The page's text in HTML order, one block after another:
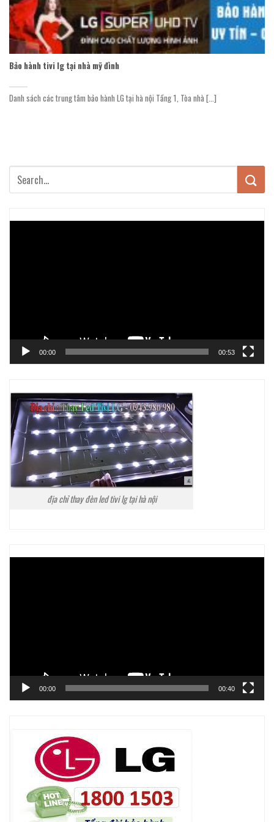
Bảo hành tivi lg tại nhà mỹ đình
Danh sách các trung tâm bảo hành LG tại hà nội Tầng 1, Tòa nhà [...]
00:00 00:53
địa chỉ thay đèn led tivi lg tại hà nội
00:00 00:40